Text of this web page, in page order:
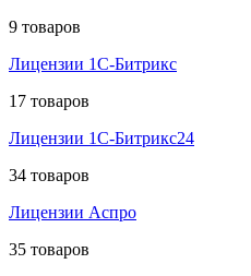
9 товаров
Лицензии 1С-Битрикс
17 товаров
Лицензии 1С-Битрикс24
34 товаров
Лицензии Аспро
35 товаров